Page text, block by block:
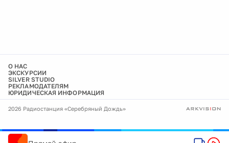
О НАС
ЭКСКУРСИИ
SILVER STUDIO
РЕКЛАМОДАТЕЛЯМ
ЮРИДИЧЕСКАЯ ИНФОРМАЦИЯ
2026 Радиостанция «Серебряный Дождь»